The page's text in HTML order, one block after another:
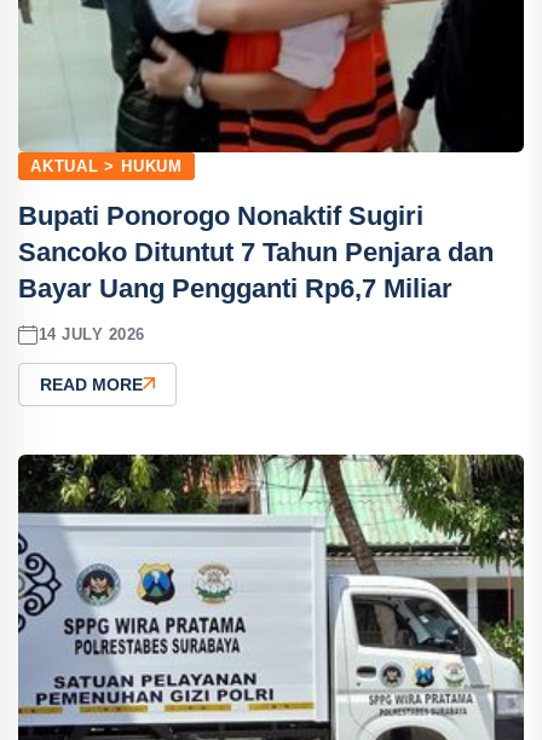
AKTUAL > HUKUM
Bupati Ponorogo Nonaktif Sugiri
Sancoko Dituntut 7 Tahun Penjara dan
Bayar Uang Pengganti Rp6,7 Miliar
14 JULY 2026
READ MORE